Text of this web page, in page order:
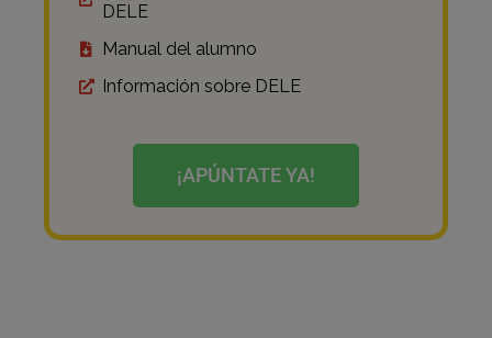
DELE
Manual del alumno
Información sobre DELE
¡APÚNTATE YA!